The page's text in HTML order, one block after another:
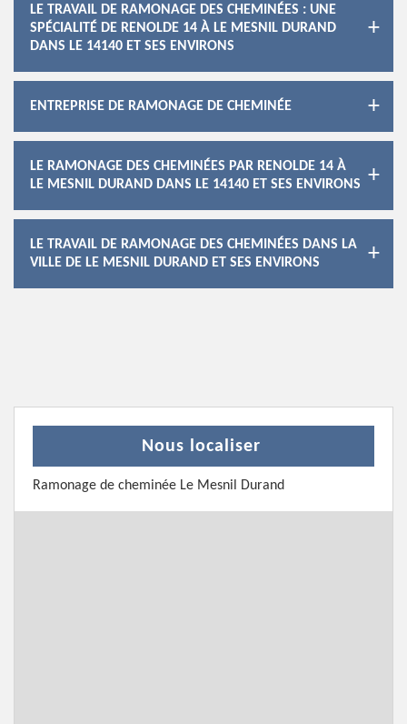
LE TRAVAIL DE RAMONAGE DES CHEMINÉES : UNE
SPÉCIALITÉ DE RENOLDE 14 À LE MESNIL DURAND
DANS LE 14140 ET SES ENVIRONS
ENTREPRISE DE RAMONAGE DE CHEMINÉE
LE RAMONAGE DES CHEMINÉES PAR RENOLDE 14 À
LE MESNIL DURAND DANS LE 14140 ET SES ENVIRONS
LE TRAVAIL DE RAMONAGE DES CHEMINÉES DANS LA
VILLE DE LE MESNIL DURAND ET SES ENVIRONS
Nous localiser
Ramonage de cheminée Le Mesnil Durand